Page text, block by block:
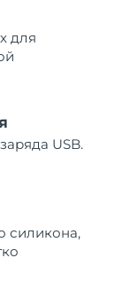
для
USB.
силикона,